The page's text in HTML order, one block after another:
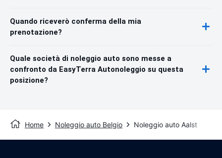
Quando riceverò conferma della mia
prenotazione?
Quale società di noleggio auto sono messe a
confronto da EasyTerra Autonoleggio su questa
posizione?
Home Noleggio auto Belgio Noleggio auto Aalst